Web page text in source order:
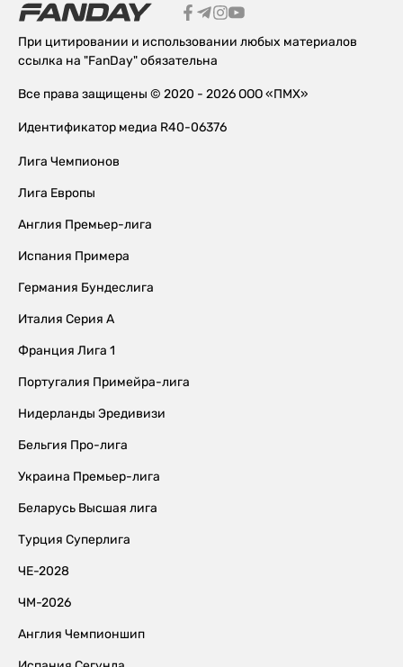
При цитировании и использовании любых материалов
ссылка на "FanDay" обязательна
Все права защищены © 2020 - 2026 ООО «ПМХ»
Идентификатор медиа R40-06376
Лига Чемпионов
Лига Европы
Англия Премьер-лига
Испания Примера
Германия Бундеслига
Италия Серия А
Франция Лига 1
Португалия Примейра-лига
Нидерланды Эредивизи
Бельгия Про-лига
Украина Премьер-лига
Беларусь Высшая лига
Турция Суперлига
ЧЕ-2028
ЧМ-2026
Англия Чемпионшип